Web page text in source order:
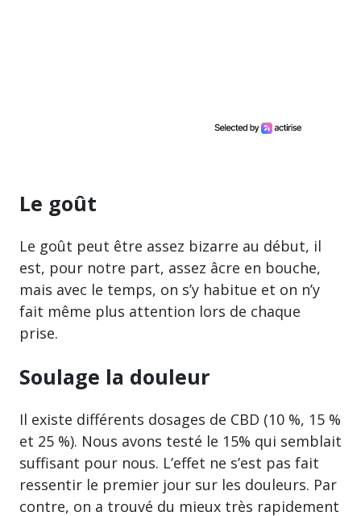
Le goût
Le goût peut être assez bizarre au début, il
est, pour notre part, assez âcre en bouche,
mais avec le temps, on s’y habitue et on n’y
fait même plus attention lors de chaque
prise.
Soulage la douleur
Il existe différents dosages de CBD (10 %, 15 %
et 25 %). Nous avons testé le 15% qui semblait
suffisant pour nous. L’effet ne s’est pas fait
ressentir le premier jour sur les douleurs. Par
contre, on a trouvé du mieux très rapidement